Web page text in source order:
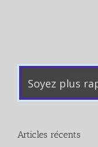
Articles récents